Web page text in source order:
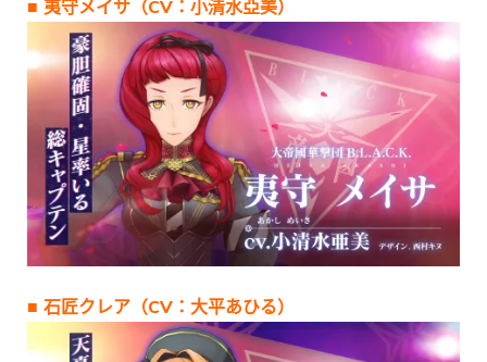
■ 夷守メイサ（CV：小清水亞美）
■ 石匠クレア（CV：大平あひる）